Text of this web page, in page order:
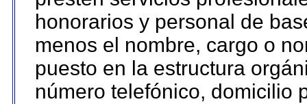
honorarios y personal de
menos el nombre, cargo o
puesto en la estructura
número telefónico, domicilio